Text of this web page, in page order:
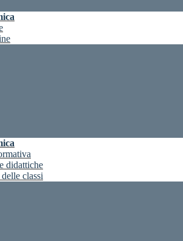
didattiche
classi